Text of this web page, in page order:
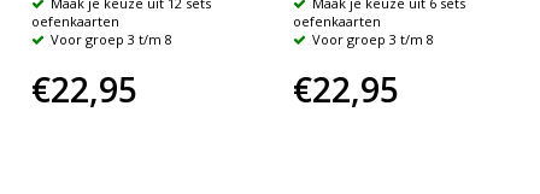
oefenkaarten
Voor groep 3 t/m 8
€22,95
oefenkaarten
Voor groep 3 t/m 8
€22,95